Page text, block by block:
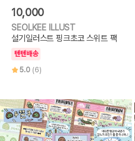
10,000
SEOLKEE ILLUST
설기일러스트 핑크초코 스위트 팩
텐텐배송
5.0 (6)